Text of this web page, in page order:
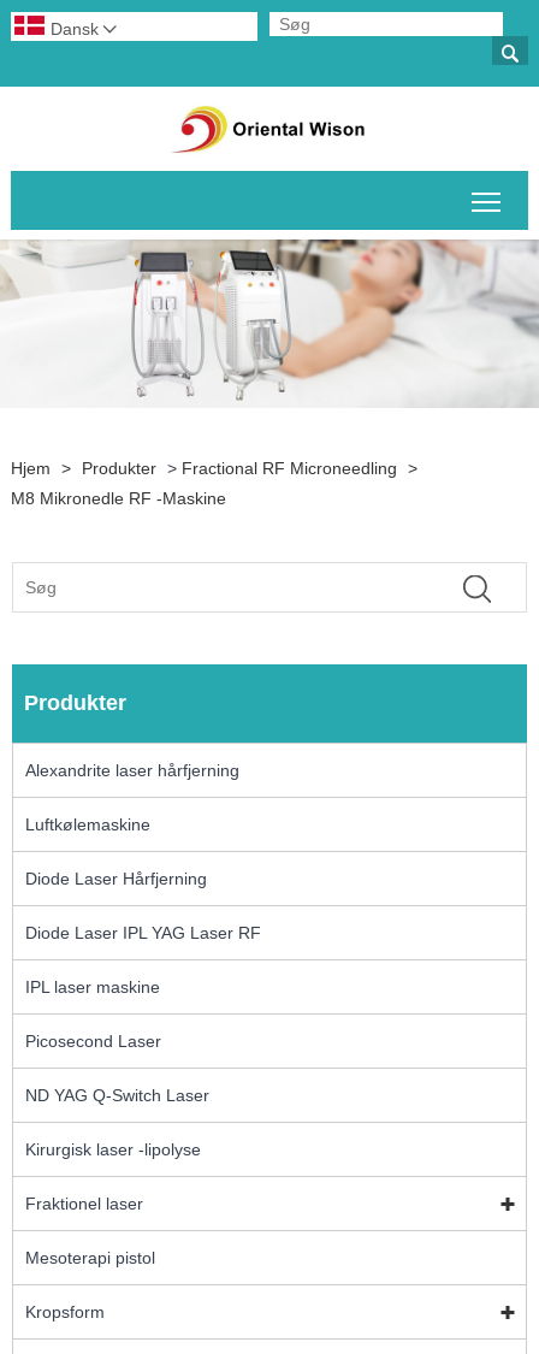

Dansk 
Hjem > Produkter > Fractional RF Microneedling
>
M8 Mikronedle RF -maskine
Produkter
Alexandrite laser hårfjerning
Luftkølemaskine
Diode Laser Hårfjerning
Diode Laser IPL YAG Laser RF
IPL laser maskine
Picosecond Laser
ND YAG Q-Switch Laser
Kirurgisk laser -lipolyse
Fraktionel laser
Mesoterapi pistol
Kropsform